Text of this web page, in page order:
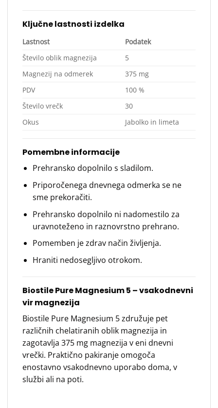
Ključne lastnosti izdelka
Lastnost
Podatek
Število oblik magnezija
5
Magnezij na odmerek
375 mg
PDV
100 %
Število vrečk
30
Okus
Jabolko in limeta
Pomembne informacije
Prehransko dopolnilo s sladilom.
Priporočenega dnevnega odmerka se ne
sme prekoračiti.
Prehransko dopolnilo ni nadomestilo za
uravnoteženo in raznovrstno prehrano.
Pomemben je zdrav način življenja.
Hraniti nedosegljivo otrokom.
Biostile Pure Magnesium 5 – vsakodnevni
vir magnezija
Biostile Pure Magnesium 5 združuje pet
različnih chelatiranih oblik magnezija in
zagotavlja 375 mg magnezija v eni dnevni
vrečki. Praktično pakiranje omogoča
enostavno vsakodnevno uporabo doma, v
službi ali na poti.